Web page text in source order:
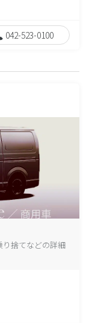
042-523-0100
捨てなどの詳細